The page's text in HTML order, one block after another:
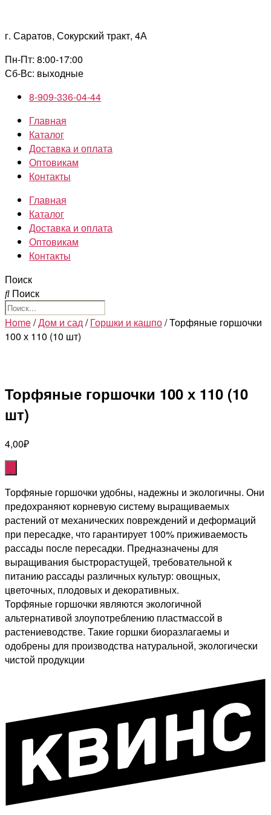
содержимому
г. Саратов, Сокурский тракт, 4А
Пн-Пт: 8:00-17:00
Сб-Вс: выходные
8-909-336-04-44
Главная
Каталог
Доставка и оплата
Оптовикам
Контакты
Главная
Каталог
Доставка и оплата
Оптовикам
Контакты
Поиск
Поиск
Home/Дом и сад/Горшки и кашпо/ Торфяные горшочки
100 х 110 (10 шт)
Торфяные горшочки 100 х 110 (10
шт)
4,00₽
Торфяные горшочки удобны, надежны и экологичны. Они
предохраняют корневую систему выращиваемых
растений от механических повреждений и деформаций
при пересадке, что гарантирует 100% приживаемость
рассады после пересадки. Предназначены для
выращивания быстрорастущей, требовательной к
питанию рассады различных культур: овощных,
цветочных, плодовых и декоративных.
Торфяные горшочки являются экологичной
альтернативой злоупотреблению пластмассой в
растениеводстве. Такие горшки биоразлагаемы и
одобрены для производства натуральной, экологически
чистой продукции